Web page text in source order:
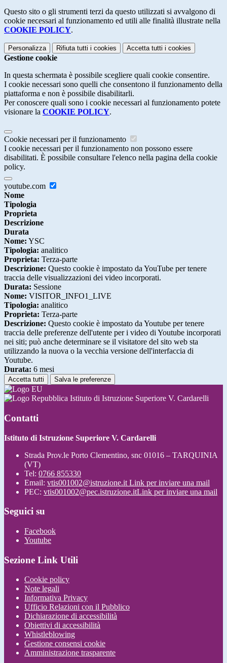
Questo sito o gli strumenti terzi da questo utilizzati si avvalgono di
cookie necessari al funzionamento ed utili alle finalità illustrate nella
COOKIE POLICY.
Personalizza Rifiuta tutti i cookies Accetta tutti i cookies
Gestione cookie
In questa schermata è possibile scegliere quali cookie consentire.
I cookie necessari sono quelli che consentono il funzionamento della
piattaforma e non è possibile disabilitarli.
Per conoscere quali sono i cookie necessari al funzionamento potete
visionare la COOKIE POLICY.
Cookie necessari per il funzionamento
I cookie necessari per il funzionamento non possono essere
disabilitati. È possibile consultare l'elenco nella pagina della cookie
policy.
youtube.com
Nome
Tipologia
Proprieta
Descrizione
Durata
Nome: YSC
Tipologia: analitico
Proprieta: Terza-parte
Descrizione: Questo cookie è impostato da YouTube per tenere
traccia delle visualizzazioni dei video incorporati.
Durata: Sessione
Nome: VISITOR_INFO1_LIVE
Tipologia: analitico
Proprieta: Terza-parte
Descrizione: Questo cookie è impostato da Youtube per tenere
traccia delle preferenze dell'utente per i video di Youtube incorporati
nei siti; può anche determinare se il visitatore del sito web sta
utilizzando la nuova o la vecchia versione dell'interfaccia di
Youtube.
Durata: 6 mesi
Accetta tutti Salva le preferenze
Istituto di Istruzione Superiore V. Cardarelli
Contatti
Istituto di Istruzione Superiore V. Cardarelli
Strada Prov.le Porto Clementino, snc 01016 – TARQUINIA
(VT)
Tel: 0766 855330
Email: vtis001002@istruzione.it Link per inviare una mail
PEC: vtis001002@pec.istruzione.itLink per inviare una mail
Seguici su
Facebook
Youtube
Sezione Link Utili
Cookie policy
Note legali
Informativa Privacy
Ufficio Relazioni con il Pubblico
Dichiarazione di accessibilità
Obiettivi di accessibilità
Whistleblowing
Gestione consensi cookie
Amministrazione trasparente